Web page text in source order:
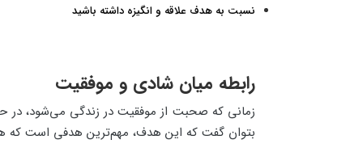
نسبت به هدف علاقه و انگیزه داشته باشید
رابطه میان شادی و موفقیت
زمانی که صحبت از موفقیت در زندگی می‌شود،
بتوان گفت که این هدف، مهم‌ترین هدفی است که